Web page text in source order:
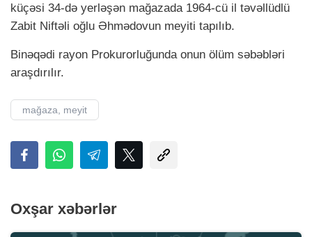
küçəsi 34-də yerləşən mağazada 1964-cü il təvəllüdlü
Zabit Niftəli oğlu Əhmədovun meyiti tapılıb.
Binəqədi rayon Prokurorluğunda onun ölüm səbəbləri
araşdırılır.
mağaza, meyit
Oxşar xəbərlər